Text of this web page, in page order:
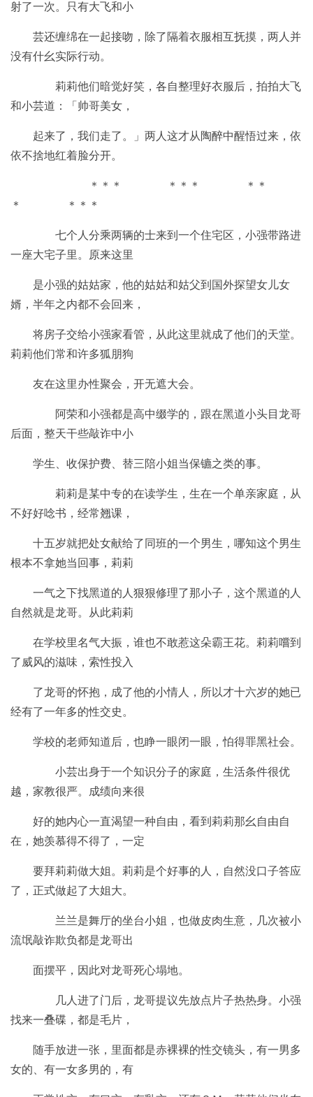
射了一次。只有大飞和小
芸还缠绵在一起接吻，除了隔着衣服相互抚摸，两人并
没有什幺实际行动。
莉莉他们暗觉好笑，各自整理好衣服后，拍拍大飞
和小芸道：「帅哥美女，
起来了，我们走了。」两人这才从陶醉中醒悟过来，依
依不捨地红着脸分开。
＊＊＊ ＊＊＊ ＊＊
＊ ＊＊＊
七个人分乘两辆的士来到一个住宅区，小强带路进
一座大宅子里。原来这里
是小强的姑姑家，他的姑姑和姑父到国外探望女儿女
婿，半年之内都不会回来，
将房子交给小强家看管，从此这里就成了他们的天堂。
莉莉他们常和许多狐朋狗
友在这里办性聚会，开无遮大会。
阿荣和小强都是高中缀学的，跟在黑道小头目龙哥
后面，整天干些敲诈中小
学生、收保护费、替三陪小姐当保镳之类的事。
莉莉是某中专的在读学生，生在一个单亲家庭，从
不好好唸书，经常翘课，
十五岁就把处女献给了同班的一个男生，哪知这个男生
根本不拿她当回事，莉莉
一气之下找黑道的人狠狠修理了那小子，这个黑道的人
自然就是龙哥。从此莉莉
在学校里名气大振，谁也不敢惹这朵霸王花。莉莉嚐到
了威风的滋味，索性投入
了龙哥的怀抱，成了他的小情人，所以才十六岁的她已
经有了一年多的性交史。
学校的老师知道后，也睁一眼闭一眼，怕得罪黑社会。
小芸出身于一个知识分子的家庭，生活条件很优
越，家教很严。成绩向来很
好的她内心一直渴望一种自由，看到莉莉那幺自由自
在，她羡慕得不得了，一定
要拜莉莉做大姐。莉莉是个好事的人，自然没口子答应
了，正式做起了大姐大。
兰兰是舞厅的坐台小姐，也做皮肉生意，几次被小
流氓敲诈欺负都是龙哥出
面摆平，因此对龙哥死心塌地。
几人进了门后，龙哥提议先放点片子热热身。小强
找来一叠碟，都是毛片，
随手放进一张，里面都是赤裸裸的性交镜头，有一男多
女的、有一女多男的，有